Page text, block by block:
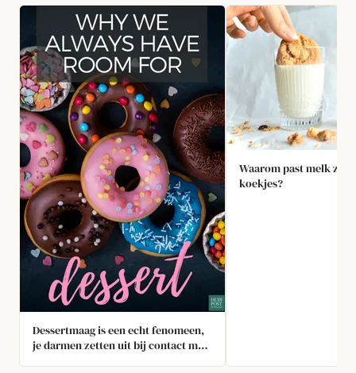
Dessertmaag is een echt fenomeen,
je darmen zetten uit bij contact met
Waarom past melk zo
koekjes?